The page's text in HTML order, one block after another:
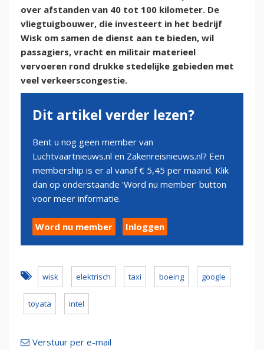
over afstanden van 40 tot 100 kilometer. De
vliegtuigbouwer, die investeert in het bedrijf
Wisk om samen de dienst aan te bieden, wil
passagiers, vracht en militair materieel
vervoeren rond drukke stedelijke gebieden met
veel verkeerscongestie.
Dit artikel verder lezen?
Bent u nog geen member van
Luchtvaartnieuws.nl en Zakenreisnieuws.nl? Een
membership is er al vanaf € 5,45 per maand. Klik
dan op onderstaande 'Word nu member' button
voor meer informatie.
Word nu member Inloggen
wisk elektrisch taxi boeing google
toyata intel
Verstuur per e-mail